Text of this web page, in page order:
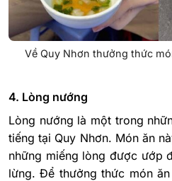
Về Quy Nhơn thưởng thức
4. Lòng nướng
Lòng nướng là một trong
tiếng tại Quy Nhơn. Món ăn
những miếng lòng được ướp
lừng. Để thưởng thức món